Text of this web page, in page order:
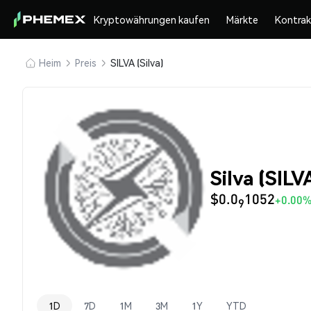
Kryptowährungen kaufen Märkte
Heim Preis SILVA (Silva)
Silva
$0.091052+0.00%
1D 7D 1M 3M 1Y YTD